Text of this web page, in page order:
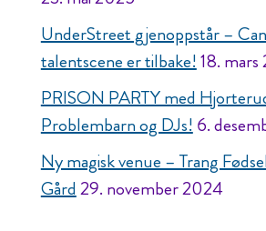
UnderStreet gjenoppstår –
talentscene er tilbake!18.
PRISON PARTY med
Problembarn og DJs!6.
Ny magisk venue – Trang
Gård29. november 2024